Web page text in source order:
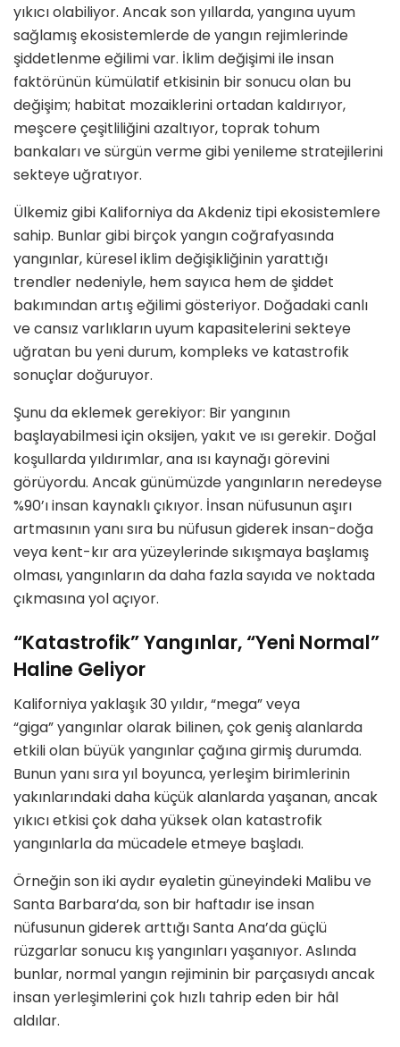
yıkıcı olabiliyor. Ancak son yıllarda, yangına uyum
sağlamış ekosistemlerde de yangın rejimlerinde
şiddetlenme eğilimi var. İklim değişimi ile insan
faktörünün kümülatif etkisinin bir sonucu olan bu
değişim; habitat mozaiklerini ortadan kaldırıyor,
meşcereçeşitliliğini azaltıyor, toprak tohum
bankalarıve sürgün verme gibi yenileme stratejilerini
sekteye uğratıyor.
Ülkemiz gibi Kaliforniya da Akdeniz tipi ekosistemlere
sahip. Bunlar gibi birçok yangın coğrafyasında
yangınlar, küresel iklim değişikliğinin yarattığı
trendler nedeniyle, hem sayıca hem de şiddet
bakımındanartış eğilimi gösteriyor. Doğadaki canlı
ve cansız varlıkların uyum kapasitelerini sekteye
uğratan bu yeni durum, kompleks ve katastrofik
sonuçlar doğuruyor.
Şunu da eklemek gerekiyor: Bir yangının
başlayabilmesi için oksijen, yakıt ve ısı gerekir. Doğal
koşullarda yıldırımlar, ana ısı kaynağı görevini
görüyordu. Ancak günümüzde yangınların neredeyse
%90’ı insan kaynaklı çıkıyor. İnsan nüfusunun aşırı
artmasının yanı sıra bu nüfusun giderek insan-doğa
veya kent-kır ara yüzeylerinde sıkışmaya başlamış
olması, yangınların da daha fazla sayıda ve noktada
çıkmasına yol açıyor.
“Katastrofik” Yangınlar, “Yeni Normal”
Haline Geliyor
Kaliforniya yaklaşık 30 yıldır, “mega”veya
“giga”yangınlar olarak bilinen, çok geniş alanlarda
etkili olan büyük yangınlar çağına girmiş durumda.
Bunun yanı sıra yıl boyunca, yerleşim birimlerinin
yakınlarındaki daha küçük alanlarda yaşanan, ancak
yıkıcı etkisi çok daha yüksek olan katastrofik
yangınlarla da mücadele etmeye başladı.
Örneğin son iki aydır eyaletin güneyindeki Malibu ve
Santa Barbara’da, son bir haftadır ise insan
nüfusunun giderek arttığıSanta Ana’da güçlü
rüzgarlar sonucu kış yangınları yaşanıyor. Aslında
bunlar, normal yangın rejiminin bir parçasıydı ancak
insan yerleşimlerini çok hızlı tahrip eden bir hâl
aldılar.